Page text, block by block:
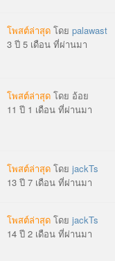
โพสต์ล่าสุด โดยpalawast
3 ปี 5 เดือน ที่ผ่านมา
โพสต์ล่าสุด โดย อ้อย
11 ปี 1 เดือน ที่ผ่านมา
โพสต์ล่าสุด โดยjackTs
13 ปี 7 เดือน ที่ผ่านมา
โพสต์ล่าสุด โดยjackTs
14 ปี 2 เดือน ที่ผ่านมา